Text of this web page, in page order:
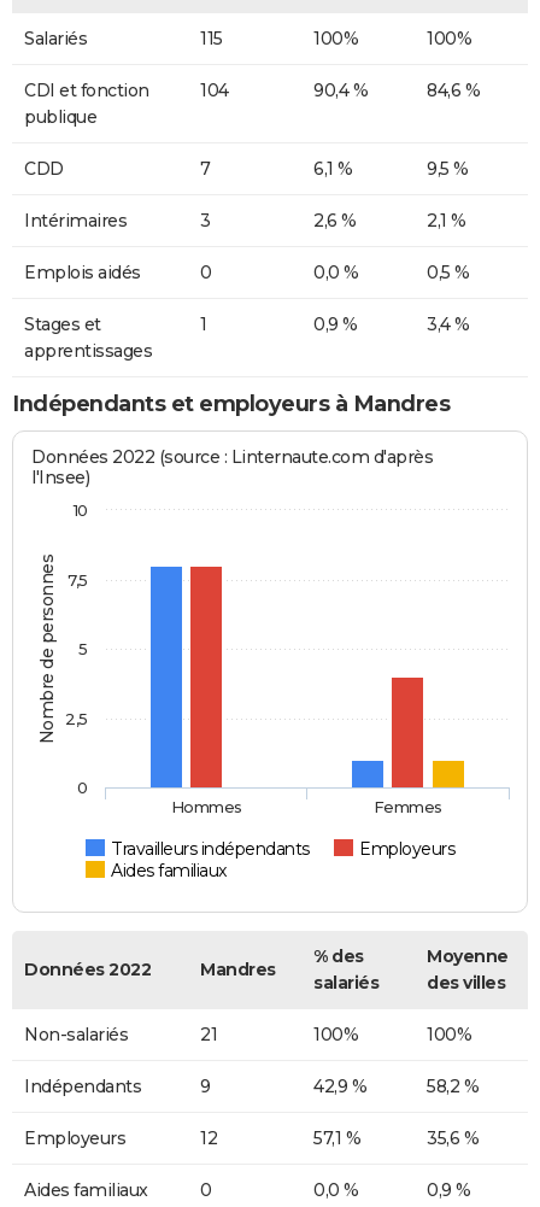
Salariés 115 100% 100%
CDI et fonction
publique
104 90,4 % 84,6 %
CDD 7 6,1 % 9,5 %
Intérimaires 3 2,6 % 2,1 %
Emplois aidés 0 0,0 % 0,5 %
Stages et
apprentissages
1 0,9 % 3,4 %
Indépendants et employeurs à Mandres
Nombre de personnes
Données 2022 (source : Linternaute.com d'après
l'Insee)
Travailleurs indépendants
Employeurs
Aides familiaux
Hommes Femmes
0
2,5
5
7,5
10
Données 2022 Mandres
% des
salariés
Moyenne
des villes
Non-salariés 21 100% 100%
Indépendants 9 42,9 % 58,2 %
Employeurs 12 57,1 % 35,6 %
Aides familiaux 0 0,0 % 0,9 %